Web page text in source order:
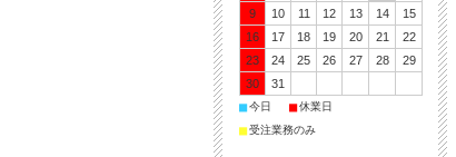
9
10 11 12 13 14
15
16
17 18 19 20 21
22
23
24 25 26 27 28
29
30
31
■今日 ■休業日
■受注業務のみ